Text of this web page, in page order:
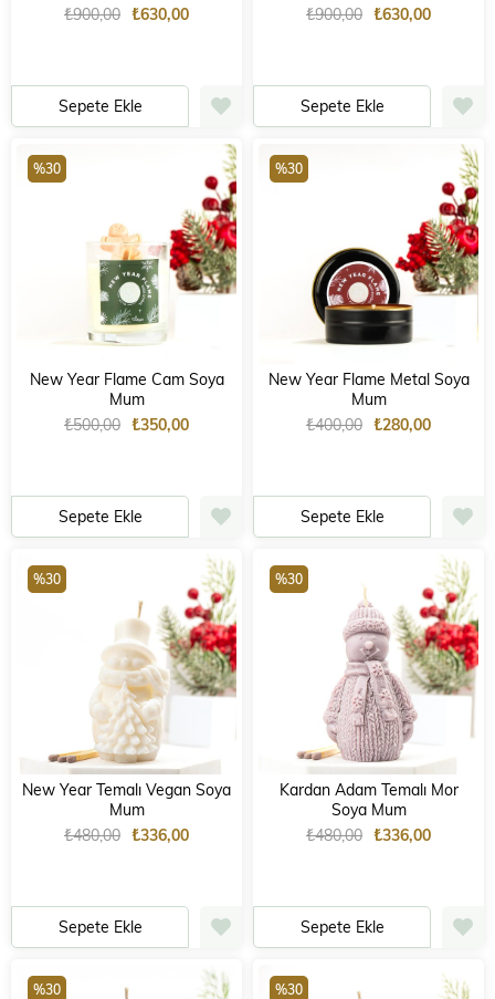
₺630,00
₺900,00
Sepete Ekle
₺630,00
₺900,00
Sepete Ekle
New Year Flame Cam Soya
Mum
₺350,00
₺500,00
Sepete Ekle
%30
New Year Flame Metal Soya
Mum
₺280,00
₺400,00
Sepete Ekle
%30
New Year Temalı Vegan Soya
Mum
₺336,00
₺480,00
Sepete Ekle
%30
Kardan Adam Temalı Mor
Soya Mum
₺336,00
₺480,00
Sepete Ekle
%30
%30 %30